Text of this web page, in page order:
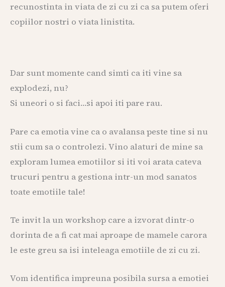
recunostinta in viata de zi cu zi ca sa putem oferi
copiilor nostri o viata linistita.
Dar sunt momente cand simti ca iti vine sa
explodezi, nu?
Si uneori o si faci…si apoi iti pare rau.
Pare ca emotia vine ca o avalansa peste tine si nu
stii cum sa o controlezi. Vino alaturi de mine sa
exploram lumea emotiilor si iti voi arata cateva
trucuri pentru a gestiona intr-un mod sanatos
toate emotiile tale!
Te invit la un workshop care a izvorat dintr-o
dorinta de a fi cat mai aproape de mamele carora
le este greu sa isi inteleaga emotiile de zi cu zi.
Vom identifica impreuna posibila sursa a emotiei